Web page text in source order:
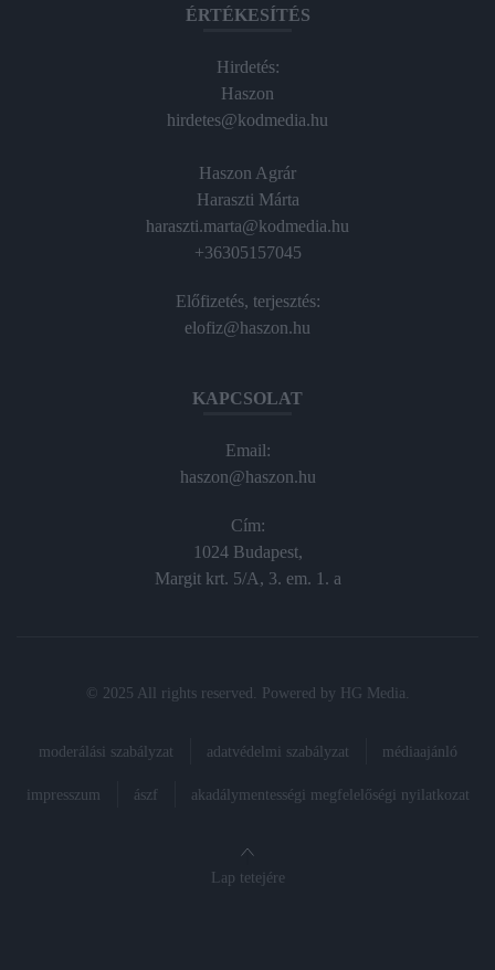
ÉRTÉKESÍTÉS
Hirdetés:
Haszon
hirdetes@kodmedia.hu
Haszon Agrár
Haraszti Márta
haraszti.marta@kodmedia.hu
+36305157045
Előfizetés, terjesztés:
elofiz@haszon.hu
KAPCSOLAT
Email:
haszon@haszon.hu
Cím:
1024 Budapest,
Margit krt. 5/A, 3. em. 1. a
© 2025 All rights reserved. Powered by HG Media.
moderálási szabályzat adatvédelmi szabályzat médiaajánló
impresszum ászf akadálymentességi megfelelőségi nyilatkozat
Lap tetejére